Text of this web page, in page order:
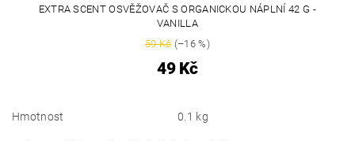
EXTRA SCENT OSVĚŽOVAČ S ORGANICKOU NÁPLNÍ 42 G -
VANILLA
59 Kč(–16 %)
49 Kč
Hmotnost 0.1 kg